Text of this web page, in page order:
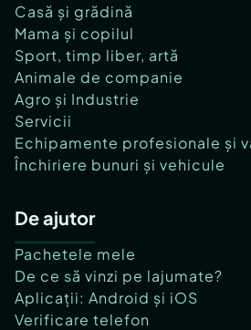
Casă și grădină
Mama și copilul
Sport, timp liber, artă
Animale de companie
Agro și Industrie
Servicii
Echipamente profesionale și
Închiriere bunuri și vehicule
De ajutor
Pachetele mele
De ce să vinzi pe lajumate?
Aplicații: Android și iOS
Verificare telefon